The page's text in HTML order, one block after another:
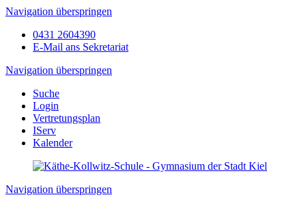
Navigation überspringen
0431 2604390
E-Mail ans Sekretariat
Navigation überspringen
Suche
Login
Vertretungsplan
IServ
Kalender
Navigation überspringen